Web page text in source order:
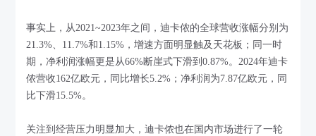
事实上，从2021~2023年之间，迪卡侬的全球营收涨幅分别为
21.3%、11.7%和1.15%，增速方面明显触及天花板；同一时
期，净利润涨幅更是从66%断崖式下滑到0.87%。2024年迪卡
侬营收162亿欧元，同比增长5.2%；净利润为7.87亿欧元，同
比下滑15.5%。
关注到经营压力明显加大，迪卡侬也在国内市场进行了一轮